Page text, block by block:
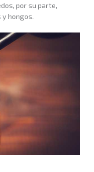
por su parte,
y hongos.